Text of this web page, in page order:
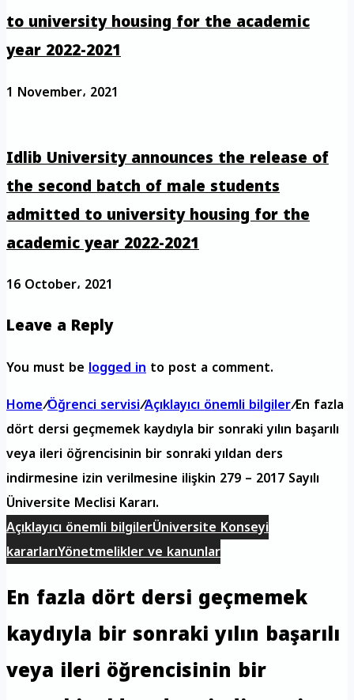
to university housing for the academic
year 2022-2021
1 November، 2021
Idlib University announces the release of
the second batch of male students
admitted to university housing for the
academic year 2022-2021
16 October، 2021
Leave a Reply
You must belogged into post a comment.
Home/Öğrenci servisi/Açıklayıcı önemli bilgiler/En fazla
dört dersi geçmemek kaydıyla bir sonraki yılın başarılı
veya ileri öğrencisinin bir sonraki yıldan ders
indirmesine izin verilmesine ilişkin 279 – 2017 Sayılı
Üniversite Meclisi Kararı.
Açıklayıcı önemli bilgilerÜniversite Konseyi
kararlarıYönetmelikler ve kanunlar
En fazla dört dersi geçmemek
kaydıyla bir sonraki yılın başarılı
veya ileri öğrencisinin bir